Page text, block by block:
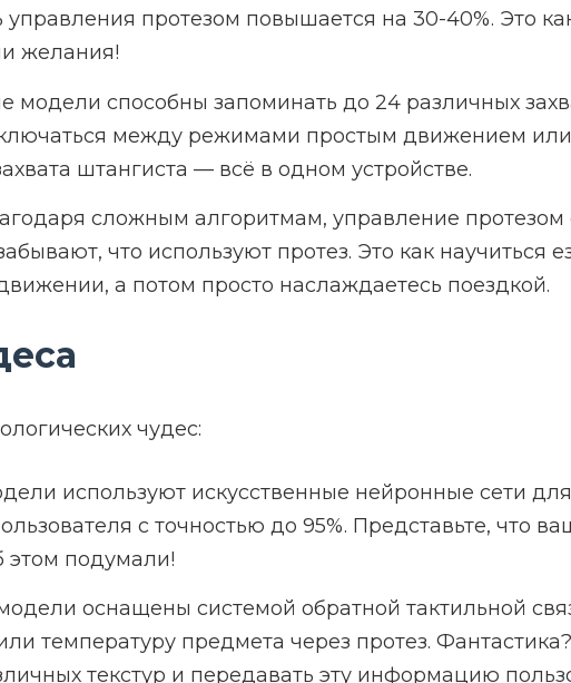
управления протезом повышается на 30-40%. Это
желания!
модели способны запоминать до 24 различных
между режимами простым движением
штангиста — всё в одном устройстве.
сложным алгоритмам, управление протезом
что используют протез. Это как
а потом просто наслаждаетесь поездкой.
чудес:
используют искусственные нейронные сети для
с точностью до 95%. Представьте, что
этом подумали!
оснащены системой обратной тактильной
температуру предмета через протез.
текстур и передавать эту информацию